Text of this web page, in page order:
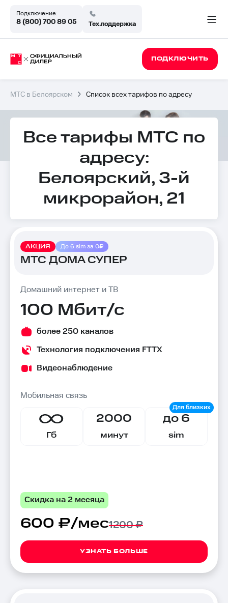
Подключение:
8 (800) 700 89 05 Тех.поддержка
ПОДКЛЮЧИТЬ
МТС в Белоярском Список всех тарифов по адресу
Все тарифы МТС по
адресу:
Белоярский, 3-й
микрорайон, 21
АКЦИЯ До 6 sim за 0₽
МТС ДОМА СУПЕР
Домашний интернет и ТВ
100 Мбит/с
более 250 каналов
Технология подключения FTTX
Видеонаблюдение
Мобильная связь
Гб
2000
минут
до 6
sim
Скидка на 2 месяца
600 ₽/мес1200 ₽
УЗНАТЬ БОЛЬШЕ